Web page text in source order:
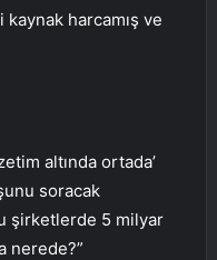
harcamış ve
altında ortada’
soracak
şirketlerde 5 milyar
nerede?”